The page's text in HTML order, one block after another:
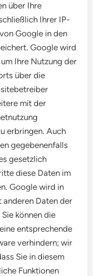
über Ihre
Ihrer IP-
Google in den
Google wird
Ihre Nutzung der
über die
mit der
erbringen. Auch
gegebenenfalls
gesetzlich
diese Daten im
Google wird in
anderen Daten der
können die
entsprechende
verhindern; wir
Sie in diesem
Funktionen